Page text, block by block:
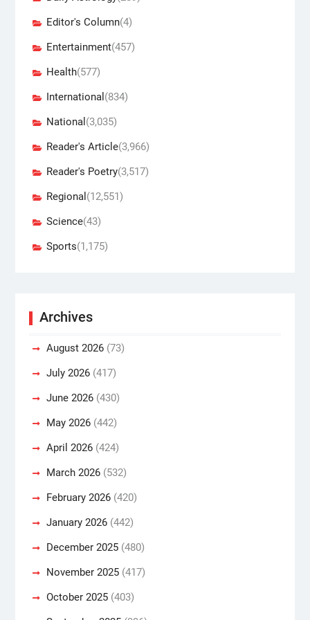
Editor's Column(4)
Entertainment(457)
Health(577)
International (834)
National (3,035)
Reader's Article(3,966)
Reader's Poetry(3,517)
Regional (12,551)
Science(43)
Sports(1,175)
Archives
August 2026(73)
July 2026(417)
June 2026(430)
May 2026(442)
April 2026(424)
March 2026(532)
February 2026(420)
January 2026(442)
December 2025(480)
November 2025(417)
October 2025(403)